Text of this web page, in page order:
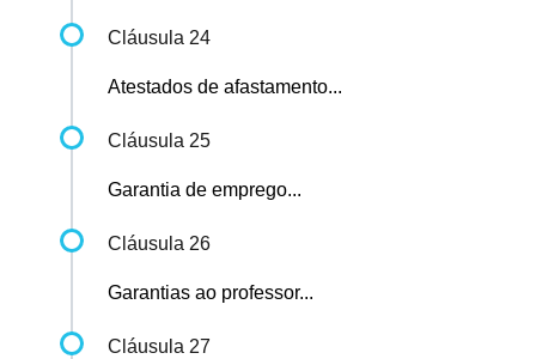
Cláusula 24
Atestados de afastamento...
Cláusula 25
Garantia de emprego...
Cláusula 26
Garantias ao professor...
Cláusula 27